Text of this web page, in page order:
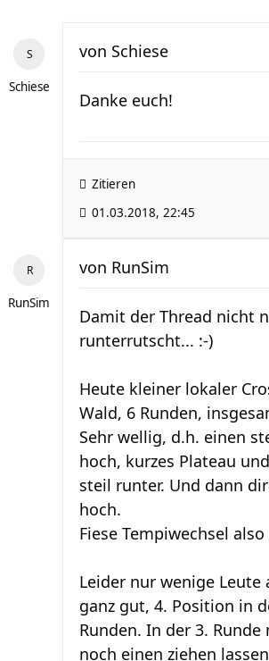
Schiese
von Schiese
Danke euch!
Zitieren
01.03.2018, 22:45
RunSim
von RunSim
Damit der Thread nicht
runterrutscht... :-)
Heute kleiner lokaler
Wald, 6 Runden,
Sehr wellig, d.h. einen
hoch, kurzes Plateau
steil runter. Und dann
hoch.
Fiese Tempiwechsel
Leider nur wenige Leute
ganz gut, 4. Position in
Runden. In der 3. Runde
noch einen ziehen